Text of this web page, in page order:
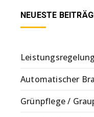
NEUESTE
Automatischer
Grünpflege /